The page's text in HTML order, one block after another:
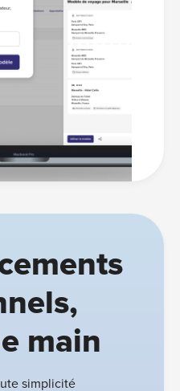
main
simplicité